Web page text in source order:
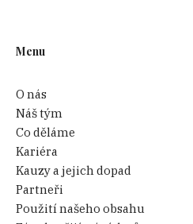
Menu
O nás
Náš tým
Co děláme
Kariéra
Kauzy a jejich dopad
Partneři
Použití našeho obsahu